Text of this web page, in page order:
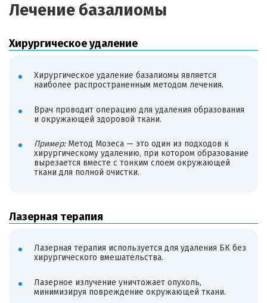
Лечение базалиомы
Хирургическое удаление
Хирургическое удаление базалиомы является
наиболее распространенным методом лечения.
Врач проводит операцию для удаления образования
и окружающей здоровой ткани.
Пример:Метод Мозеса — это один из подходов к
хирургическому удалению, при котором образование
вырезается вместе с тонким слоем окружающей
ткани для полной очистки.
Лазерная терапия
Лазерная терапия используется для удаления БК без
хирургического вмешательства.
Лазерное излучение уничтожает опухоль,
минимизируя повреждение окружающей ткани.